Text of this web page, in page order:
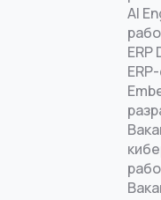
AI
ERP